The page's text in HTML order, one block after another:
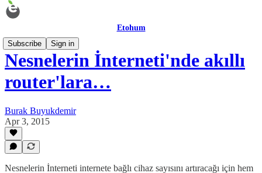
Etohum
Subscribe
Sign in
Nesnelerin İnterneti'nde akıllı
router'lara…
Burak Buyukdemir
Apr 3, 2015
Nesnelerin İnterneti internete bağlı cihaz sayısını artıracağı için hem